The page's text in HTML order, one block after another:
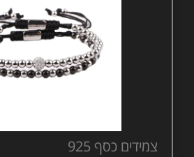
צמידים כסף 925